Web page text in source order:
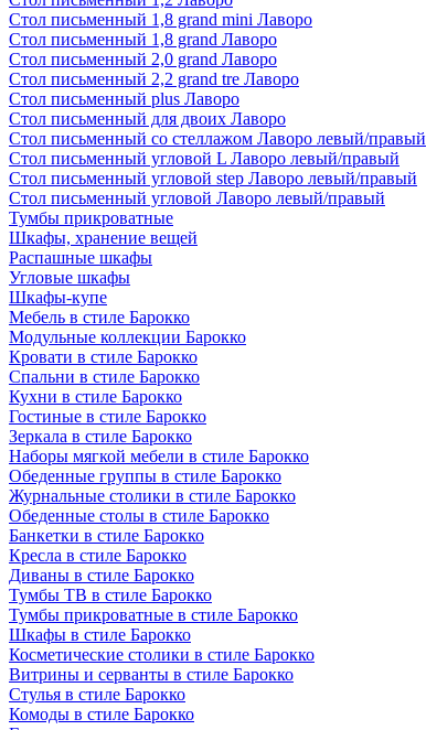
Стол письменный 1,8 grand mini Лаворо
Стол письменный 1,8 grand Лаворо
Стол письменный 2,0 grand Лаворо
Стол письменный 2,2 grand tre Лаворо
Стол письменный plus Лаворо
Стол письменный для двоих Лаворо
Стол письменный со стеллажом Лаворо левый/правый
Стол письменный угловой L Лаворо левый/правый
Стол письменный угловой step Лаворо левый/правый
Стол письменный угловой Лаворо левый/правый
Тумбы прикроватные
Шкафы, хранение вещей
Распашные шкафы
Угловые шкафы
Шкафы-купе
Мебель в стиле Барокко
Модульные коллекции Барокко
Кровати в стиле Барокко
Спальни в стиле Барокко
Кухни в стиле Барокко
Гостиные в стиле Барокко
Зеркала в стиле Барокко
Наборы мягкой мебели в стиле Барокко
Обеденные группы в стиле Барокко
Журнальные столики в стиле Барокко
Обеденные столы в стиле Барокко
Банкетки в стиле Барокко
Кресла в стиле Барокко
Диваны в стиле Барокко
Тумбы ТВ в стиле Барокко
Тумбы прикроватные в стиле Барокко
Шкафы в стиле Барокко
Косметические столики в стиле Барокко
Витрины и серванты в стиле Барокко
Стулья в стиле Барокко
Комоды в стиле Барокко